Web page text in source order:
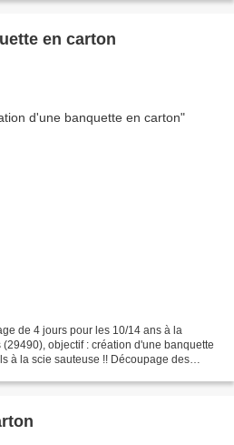
en carton
de 4 jours pour les 10/14 ans à la
objectif : création d'une banquette
à la scie sauteuse !! Découpage des